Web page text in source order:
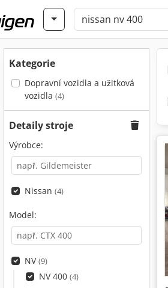
Kategorie
Dopravní vozidla a užitková
vozidla (4)
Detaily stroje
Výrobce:
Nissan (4)
Model:
NV(9)
NV 400 (4)